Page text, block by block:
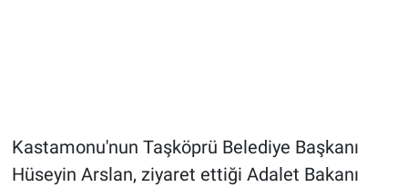
Kastamonu'nun Taşköprü Belediye Başkanı
Hüseyin Arslan, ziyaret ettiği Adalet Bakanı